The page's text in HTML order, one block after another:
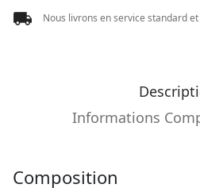
Nous livrons en service standard
Informations
Composition